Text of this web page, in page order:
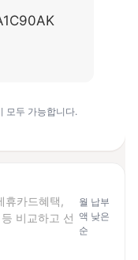
모두 가능합니다.
휴카드혜택,
비교하고 선
월 납부
액 낮은
순